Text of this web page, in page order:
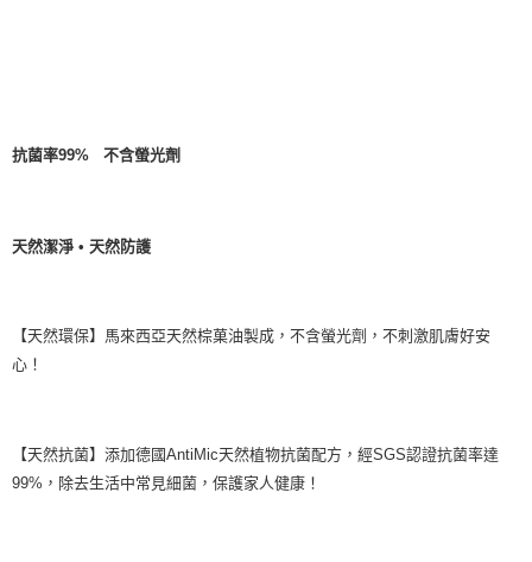
抗菌率99% 不含螢光劑
天然潔淨 • 天然防護
【天然環保】馬來西亞天然棕菓油製成，不含螢光劑，不刺激肌膚好安
心！
【天然抗菌】添加德國AntiMic天然植物抗菌配方，經SGS認證抗菌率達
99%，除去生活中常見細菌，保護家人健康！